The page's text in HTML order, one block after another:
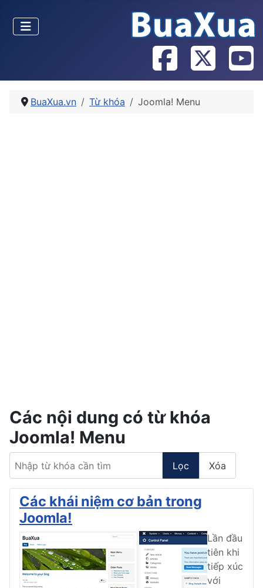
BuaXua.vn Từ khóa Joomla! Menu
Các nội dung có từ khóa
Joomla! Menu
Nhập từ khóa cần tìm
Lọc Xóa
Các khái niệm cơ bản trong
Joomla!
Lần đầu
tiên khi
tiếp xúc
với